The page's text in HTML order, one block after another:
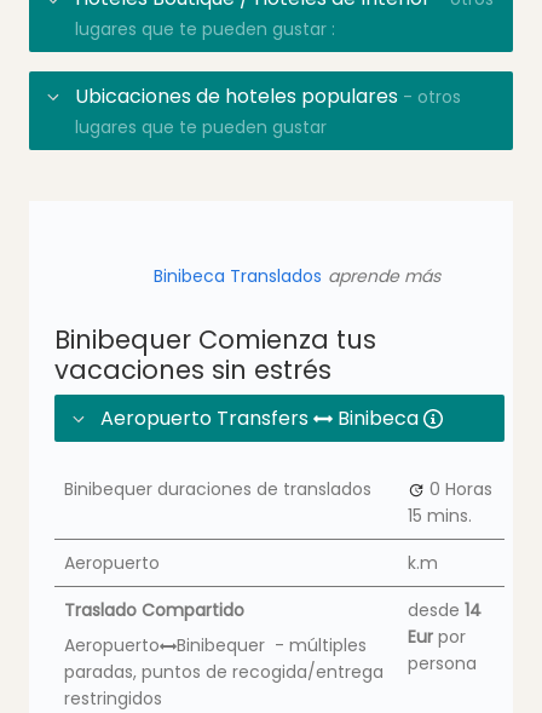
lugares que te pueden gustar :
Ubicaciones de hoteles populares - otros
lugares que te pueden gustar
Binibeca Translados aprende más
Binibequer Comienza tus
vacaciones sin estrés
Aeropuerto Transfers Binibeca
Binibequer duraciones de translados
0 Horas
15 mins.
Aeropuerto
k.m
Traslado Compartido
Aeropuerto
Binibequer - múltiples
paradas, puntos de recogida/entrega
restringidos
desde 14
Eur por
persona